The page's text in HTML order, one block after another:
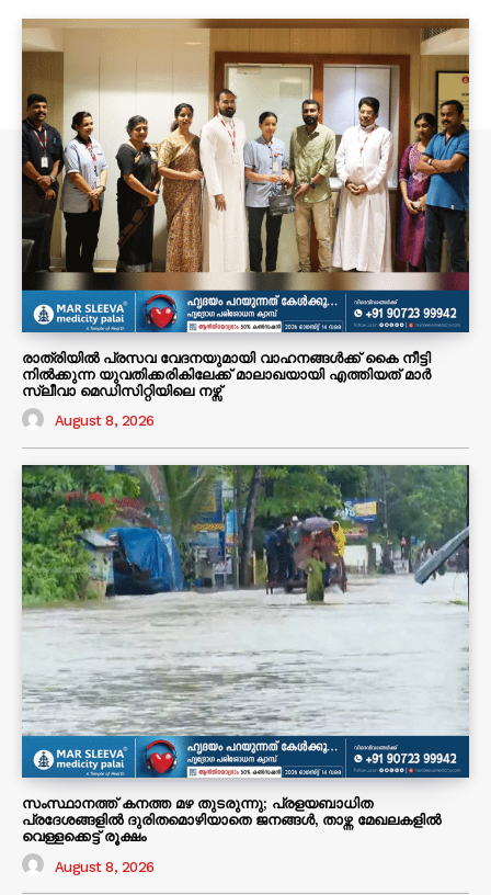
രാത്രിയിൽ പ്രസവ വേദനയുമായി വാഹനങ്ങൾക്ക് കൈ നീട്ടി
നിൽക്കുന്ന യുവതിക്കരികിലേക്ക് മാലാഖയായി എത്തിയത് മാർ
സ്ലീവാ മെഡിസിറ്റിയിലെ നഴ്സ്
August 8, 2026
സംസ്ഥാനത്ത് കനത്ത മഴ തുടരുന്നു; പ്രളയബാധിത
പ്രദേശങ്ങളിൽ ദുരിതമൊഴിയാതെ ജനങ്ങൾ, താഴ്ന്ന മേഖലകളിൽ
വെള്ളക്കെട്ട് രൂക്ഷം
August 8, 2026